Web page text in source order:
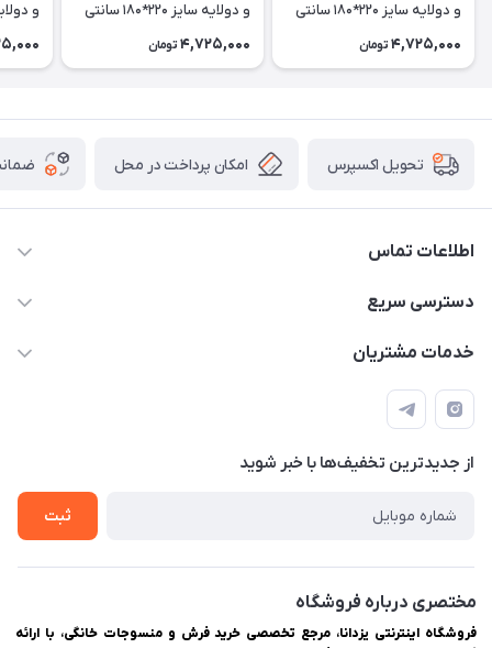
و دولایه سایز 220*180 سانتی
متر رنگ زرد
4,725,000 تومان
و دولایه سایز 220*180 سانتی
متر رنگ صورتی تیره
4,725,000 تومان
متر
تحویل اکسپرس امکان پرداخت در محل
اطلاعات تماس
03538252575
اینترنتی یزدانا
دسترسی سریع
حساب کاربری
لیست محصولات
درباره ما
خدمات مشتریان
راهنمای ثبت سفارش
حریم خصوصی
سوالات متداول
از جدید‌ترین تخفیف‌ها با‌ خبر شوید
ثبت
مختصری درباره فروشگاه
فروشگاه اینترنتی یزدانا، مرجع تخصصی خرید فرش و منسوجات خانگی، با ارائه